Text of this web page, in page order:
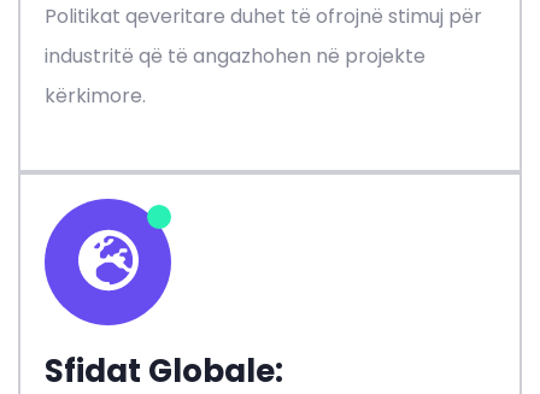
Politikat qeveritare duhet të ofrojnë stimuj për
industritë që të angazhohen në projekte
kërkimore.
Sfidat Globale: